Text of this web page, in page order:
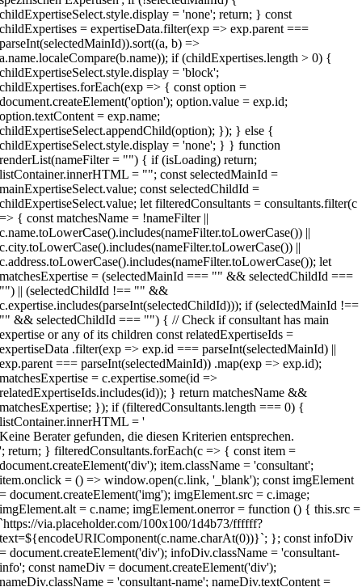
Keine Berater gefunden, die diesen Kriterien entsprechen.
'; return; } filteredConsultants.forEach(c => { const item =
document.createElement('div'); item.className = 'consultant';
item.onclick = () => window.open(c.link, '_blank'); const imgElement
= document.createElement('img'); imgElement.src = c.image;
imgElement.alt = c.name; imgElement.onerror = function () { this.src =
`https://via.placeholder.com/100x100/1d4b73/ffffff?
text=${encodeURIComponent(c.name.charAt(0))}`; }; const infoDiv
= document.createElement('div'); infoDiv.className = 'consultant-
info'; const nameDiv = document.createElement('div');
nameDiv.className = 'consultant-name'; nameDiv.textContent =